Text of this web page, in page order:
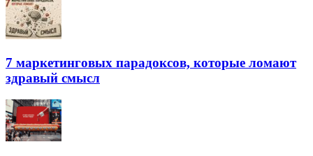
7 маркетинговых парадоксов, которые ломают
здравый смысл